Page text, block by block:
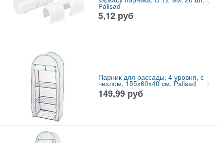
Palisad
5,12 руб
Парник для рассады, 4 уровня, с
чехлом, 155х60х40 см, Palisad
149,99 руб